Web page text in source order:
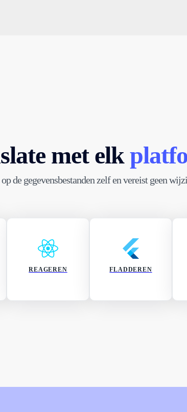
met elk
de gegevensbestanden zelf en vereist geen
REAGEREN FLADDEREN